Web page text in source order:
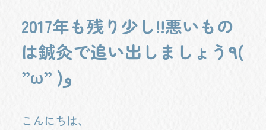
2017年も残り少し!!悪いもの
は鍼灸で追い出しましょう٩(
”ω” )و
こんにちは、